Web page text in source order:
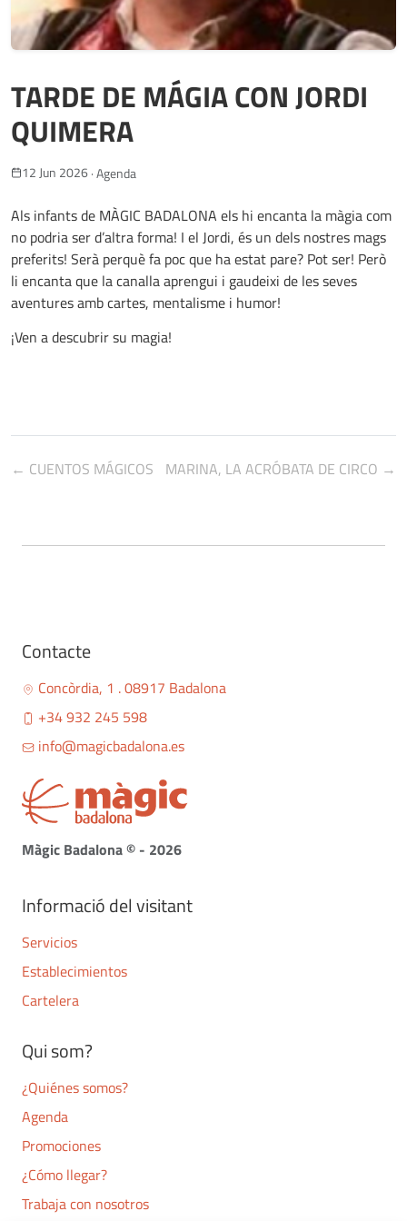
TARDE DE MÁGIA CON JORDI
QUIMERA
12 Jun 2026·Agenda
Als infants de MÀGIC BADALONA els hi encanta la màgia com
no podria ser d’altra forma! I el Jordi, és un dels nostres mags
preferits! Serà perquè fa poc que ha estat pare? Pot ser! Però
li encanta que la canalla aprengui i gaudeixi de les seves
aventures amb cartes, mentalisme i humor!
¡Ven a descubrir su magia!
← CUENTOS MÁGICOS MARINA, LA ACRÓBATA DE CIRCO →
Contacte
Concòrdia, 1 . 08917 Badalona
+34 932 245 598
info@magicbadalona.es
Màgic Badalona © - 2026
Informació del visitant
Servicios
Establecimientos
Cartelera
Qui som?
¿Quiénes somos?
Agenda
Promociones
¿Cómo llegar?
Trabaja con nosotros